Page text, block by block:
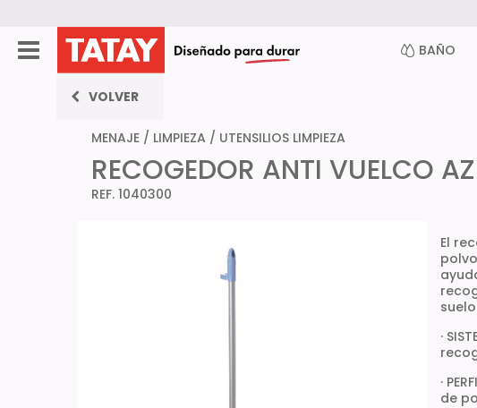
BAÑO
VOLVER
MENAJE / LIMPIEZA / UTENSILIOS LIMPIEZA
RECOGEDOR ANTI VUELCO
REF. 1040300
El
·
·
de